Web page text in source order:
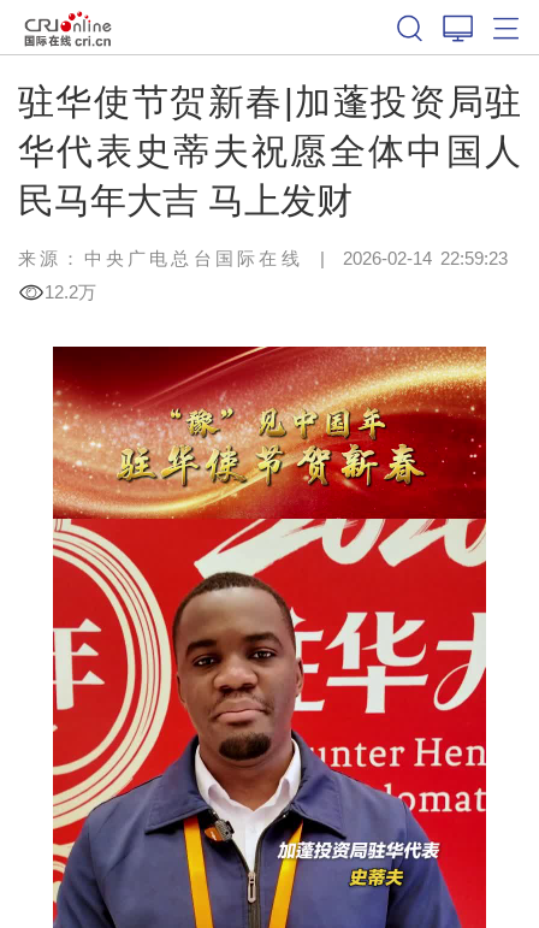
驻华使节贺新春|加蓬投资局驻
华代表史蒂夫祝愿全体中国人
民马年大吉 马上发财
来源：中央广电总台国际在线 | 2026-02-14 22:59:23
12.2万